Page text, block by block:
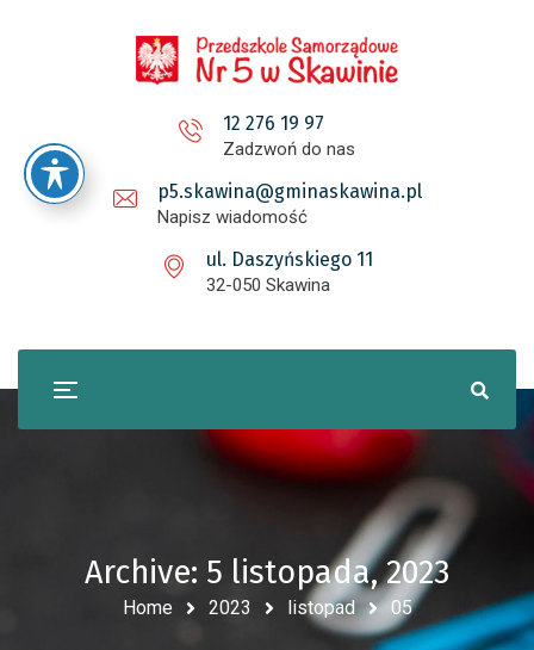
12 276 19 97
Zadzwoń do nas
p5.skawina@gminaskawina.pl
Napisz wiadomość
ul. Daszyńskiego 11
32-050 Skawina
Archive: 5 listopada, 2023
Home 2023 listopad 05